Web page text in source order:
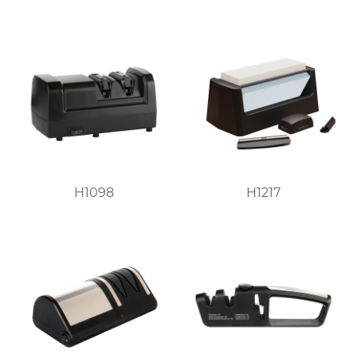
H1098 H1217